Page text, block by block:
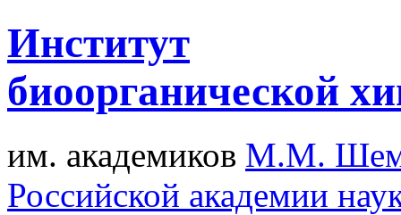
Институт
биоорганической
им. академиков М.М.
Российской академии